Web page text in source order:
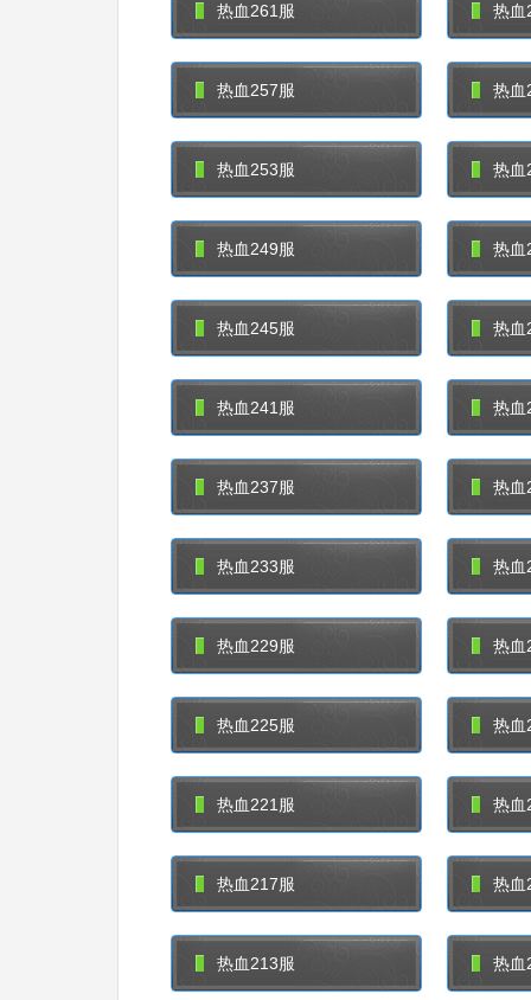
热血261服 热血
热血257服 热血
热血253服 热血
热血249服 热血
热血245服 热血
热血241服 热血
热血237服 热血
热血233服 热血
热血229服 热血
热血225服 热血
热血221服 热血
热血217服 热血
热血213服 热血